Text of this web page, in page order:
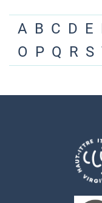
A B C D E
O P Q R S